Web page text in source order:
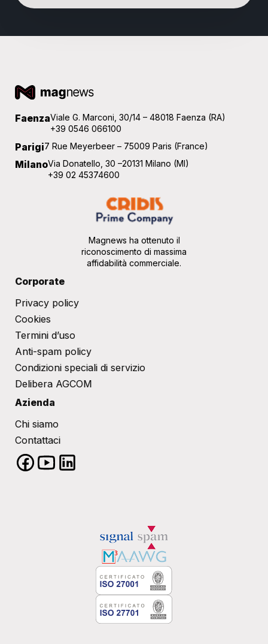
FaenzaViale G. Marconi, 30/14 – 48018 Faenza (RA)
+39 0546 066100
Parigi7 Rue Meyerbeer – 75009 Paris (France)
MilanoVia Donatello, 30 –20131 Milano (MI)
+39 02 45374600
Magnews ha ottenuto il
riconoscimento di massima
affidabilità commerciale.
Corporate
Privacy policy
Cookies
Termini d’uso
Anti-spam policy
Condizioni speciali di servizio
Delibera AGCOM
Azienda
Chi siamo
Contattaci